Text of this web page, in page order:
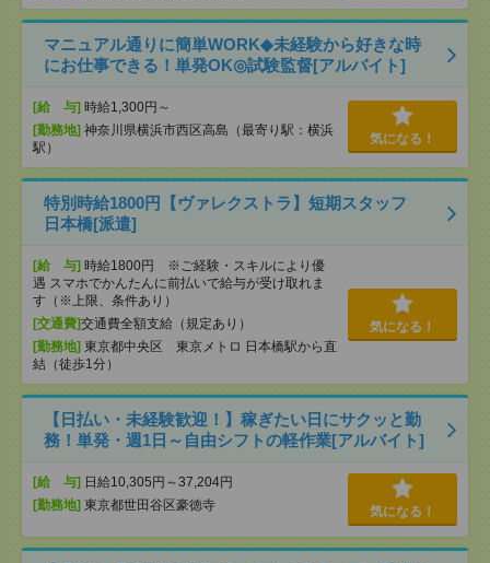
マニュアル通りに簡単WORK◆未経験から好きな時
にお仕事できる！単発OK◎試験監督[アルバイト]
[給 与] 時給1,300円～
[勤務地] 神奈川県横浜市西区高島（最寄り駅：横浜
駅）
気になる！
特別時給1800円【ヴァレクストラ】短期スタッフ
日本橋[派遣]
[給 与] 時給1800円 ※ご経験・スキルにより優
遇 スマホでかんたんに前払いで給与が受け取れま
す（※上限、条件あり）
[交通費]交通費全額支給（規定あり）
[勤務地] 東京都中央区 東京メトロ 日本橋駅から直
結（徒歩1分）
気になる！
【日払い・未経験歓迎！】稼ぎたい日にサクッと勤
務！単発・週1日～自由シフトの軽作業[アルバイト]
[給 与] 日給10,305円～37,204円
[勤務地] 東京都世田谷区豪徳寺 気になる！